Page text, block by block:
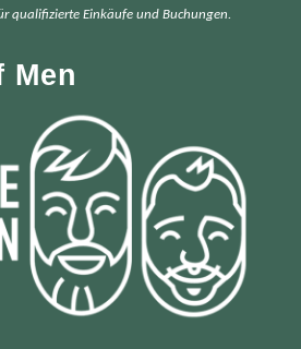
qualifizierte Einkäufe und Buchungen.
Men